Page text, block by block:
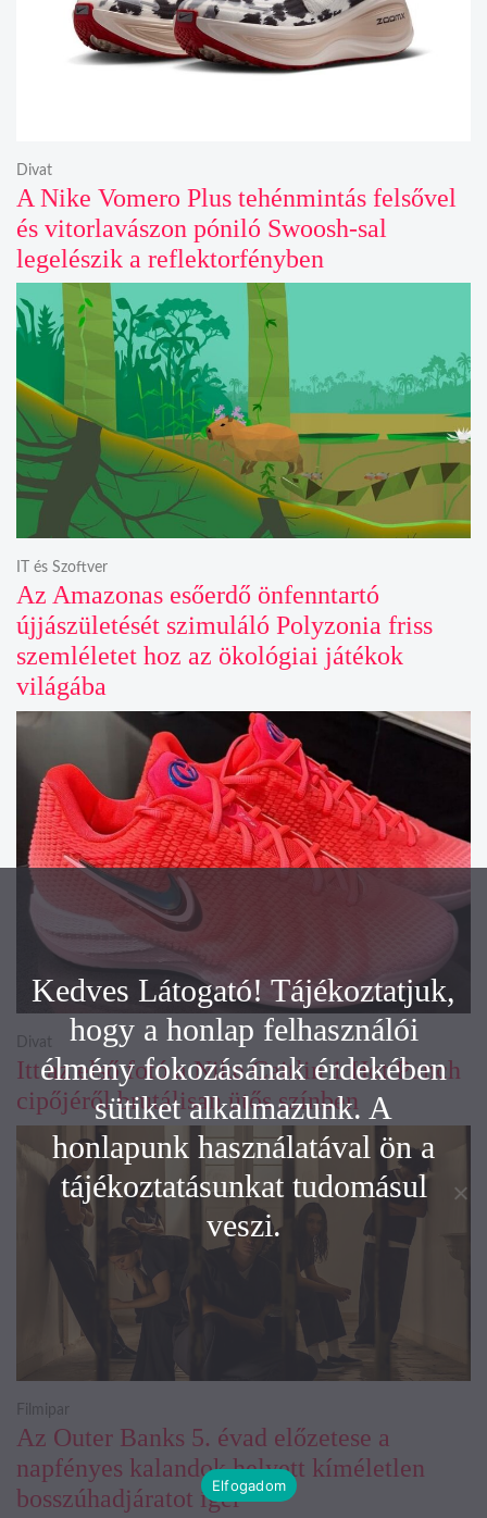
A Nike Vomero Plus tehénmintás felsővel
és vitorlavászon póniló Swoosh-sal
legelészik a reflektorfényben
Divat
Az Amazonas esőerdő önfenntartó
újjászületését szimuláló Polyzonia friss
szemléletet hoz az ökológiai játékok
világába
IT és Szoftver
Itt az első fotó a Nike Caitlin 1 Hot Punch
cipőjéről brutálisan ütős színben
Divat
Az Outer Banks 5. évad előzetese a
napfényes kalandok helyett kíméletlen
bosszúhadjáratot ígér
Filmipar
Kedves Látogató! Tájékoztatjuk,
hogy a honlap felhasználói
élmény fokozásának érdekében
sütiket alkalmazunk. A
honlapunk használatával ön a
tájékoztatásunkat tudomásul
veszi.
Elfogadom